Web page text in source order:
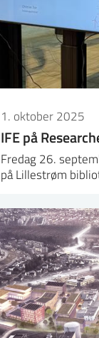
1. oktober 2025
IFE på
Fredag 26.
på Lillestrøm